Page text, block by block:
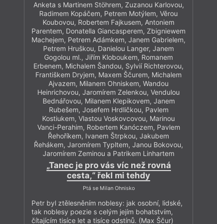
Anketa s Martinem Stöhrem, Zuzanou Karlovou,
Radimem Kopáčem, Petrem Motýlem, Věrou
Koubovou, Robertem Fajkusem, Antoniem
Parentem, Donatella Giancasperem, Zbigniewem
Machejem, Petrem Adámkem, Janem Gabrielem,
Petrem Hruškou, Danielou Langer, Janem
Gogolou ml., Jiřím Kloboukem, Romanem
Erbenem, Michalem Šandou, Sylvií Richterovou,
Františkem Dryjem, Maxem Ščurem, Michalem
Ajvazem, Milanem Ohniskem, Wandou
Heinrichovou, Jaromírem Zelenkou, Vendulou
Bednářovou, Milanem Klepikovem, Janem
Rubešem, Josefem Hrdličkou, Pavlem
Kostiukem, Vlastou Voskovcovou, Marinou
Vanci-Perahim, Robertem Kanóczem, Pavlem
Řehoříkem, Ivanem Štrpkou, Jakubem
Řehákem, Jaromírem Typltem, Janou Bokovou,
Jaromírem Zeminou a Patrikem Linhartem
„Tanec je pro vás víc než rovná
cesta,“ řekl mi tehdy
Ptá se Milan Ohnisko
Petr byl ztělesněním noblesy: jak osobní, lidské,
tak noblesy poezie s celým jejím bohatstvím,
čítajícím tisíce let a tisíce odstínů. (Max Ščur)